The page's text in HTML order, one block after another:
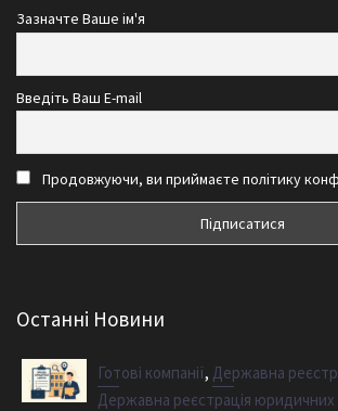
Зазначте Ваше ім'я
Введіть Ваш E-mail
Продовжуючи, ви приймаєте політику
Останні Новини
Готові компанії, Державна
Державна реєстрація юридичних